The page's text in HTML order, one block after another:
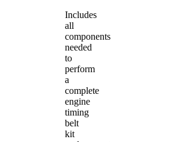
Includes
all
components
needed
to
perform
a
complete
engine
timing
belt
kit